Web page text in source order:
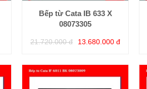
Bếp từ Cata IB 633 X
08073305
21.720.000 đ 13.680.000 đ